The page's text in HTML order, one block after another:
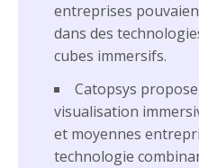
entreprises
dans des
cubes immersifs.
Catopsys
visualisation
et moyennes
technologie